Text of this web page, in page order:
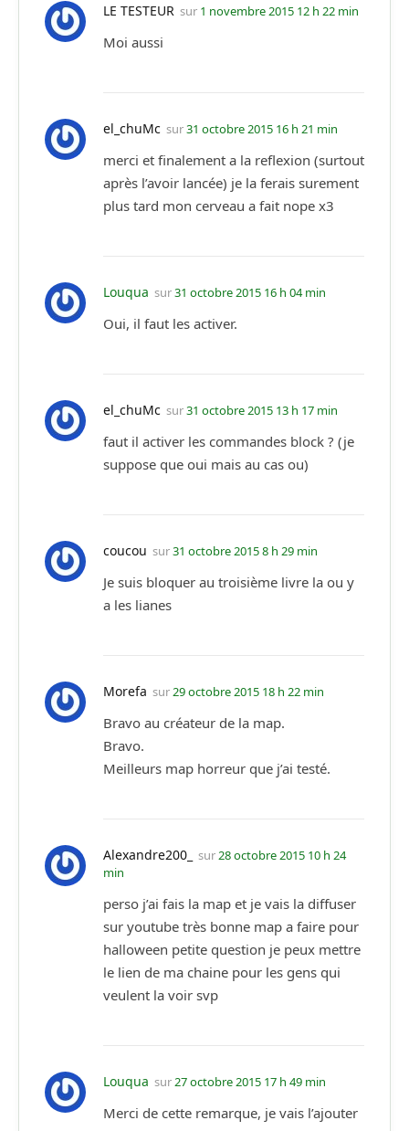
LE TESTEUR sur 1 novembre 2015 12 h 22 min
Moi aussi
el_chuMc sur31 octobre 2015 16 h 21 min
merci et finalement a la reflexion (surtout
après l’avoir lancée) je la ferais surement
plus tard mon cerveau a fait nope x3
Louqua sur31 octobre 2015 16 h 04 min
Oui, il faut les activer.
el_chuMc sur31 octobre 2015 13 h 17 min
faut il activer les commandes block ? (je
suppose que oui mais au cas ou)
coucou sur31 octobre 2015 8 h 29 min
Je suis bloquer au troisième livre la ou y
a les lianes
Morefa sur29 octobre 2015 18 h 22 min
Bravo au créateur de la map.
Bravo.
Meilleurs map horreur que j’ai testé.
Alexandre200_ sur28 octobre 2015 10 h 24
min
perso j’ai fais la map et je vais la diffuser
sur youtube très bonne map a faire pour
halloween petite question je peux mettre
le lien de ma chaine pour les gens qui
veulent la voir svp
Louqua sur27 octobre 2015 17 h 49 min
Merci de cette remarque, je vais l’ajouter